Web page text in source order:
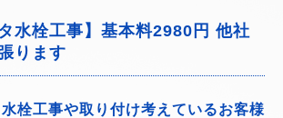
水栓工事】基本料2980円 他社
ります
栓工事や取り付け考えているお客様